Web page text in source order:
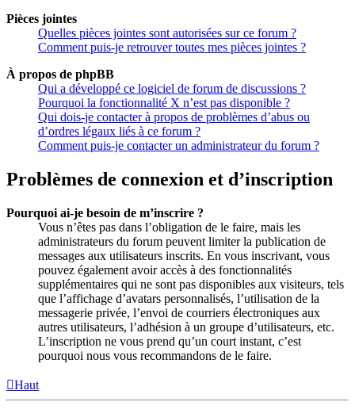
Pièces jointes
Quelles pièces jointes sont autorisées sur ce forum ?
Comment puis-je retrouver toutes mes pièces jointes ?
À propos de phpBB
Qui a développé ce logiciel de forum de discussions ?
Pourquoi la fonctionnalité X n’est pas disponible ?
Qui dois-je contacter à propos de problèmes d’abus ou
d’ordres légaux liés à ce forum ?
Comment puis-je contacter un administrateur du forum ?
Problèmes de connexion et d’inscription
Pourquoi ai-je besoin de m’inscrire ?
Vous n’êtes pas dans l’obligation de le faire, mais les
administrateurs du forum peuvent limiter la publication de
messages aux utilisateurs inscrits. En vous inscrivant, vous
pouvez également avoir accès à des fonctionnalités
supplémentaires qui ne sont pas disponibles aux visiteurs, tels
que l’affichage d’avatars personnalisés, l’utilisation de la
messagerie privée, l’envoi de courriers électroniques aux
autres utilisateurs, l’adhésion à un groupe d’utilisateurs, etc.
L’inscription ne vous prend qu’un court instant, c’est
pourquoi nous vous recommandons de le faire.
Haut